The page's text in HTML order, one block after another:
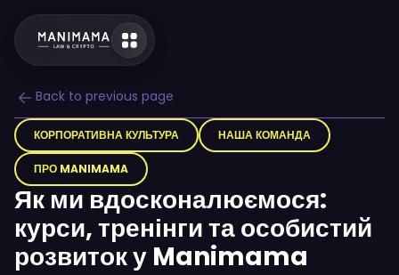
Back to previous page
КОРПОРАТИВНА КУЛЬТУРА НАША КОМАНДА
ПРО MANIMAMA
Як ми вдосконалюємося:
курси, тренінги та особистий
розвиток у Manimama